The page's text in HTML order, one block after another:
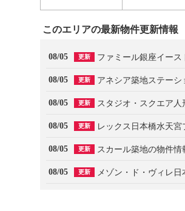
このエリアの最新物件更新情報
08/05 更新 ファミール銀座イー
08/05 更新
08/05 更新 スタジオ・スクエア
08/05 更新
08/05 更新 スカール築地の物件情
08/05 更新